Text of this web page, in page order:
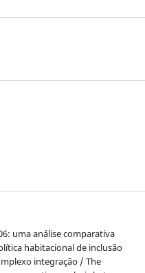
uma análise comparativa
habitacional de inclusão
integração / The